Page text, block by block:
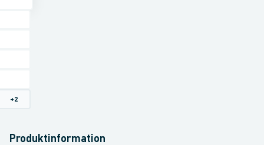
+2
Produktinformation